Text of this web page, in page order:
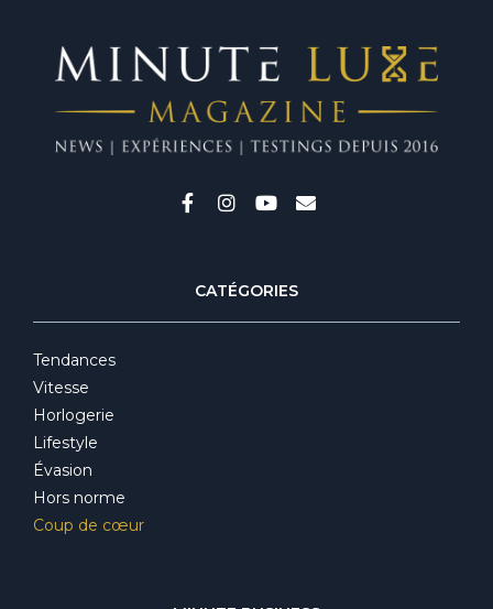
CATÉGORIES
Tendances
Vitesse
Horlogerie
Lifestyle
Évasion
Hors norme
Coup de cœur